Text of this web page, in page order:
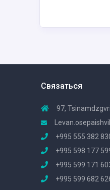
Связаться
97,
+995 555 382
+995 598 177
+995 599 171
+995 599 682